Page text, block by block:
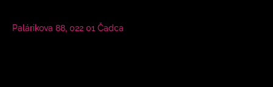
Palárikova 88, 022 01 Čadca